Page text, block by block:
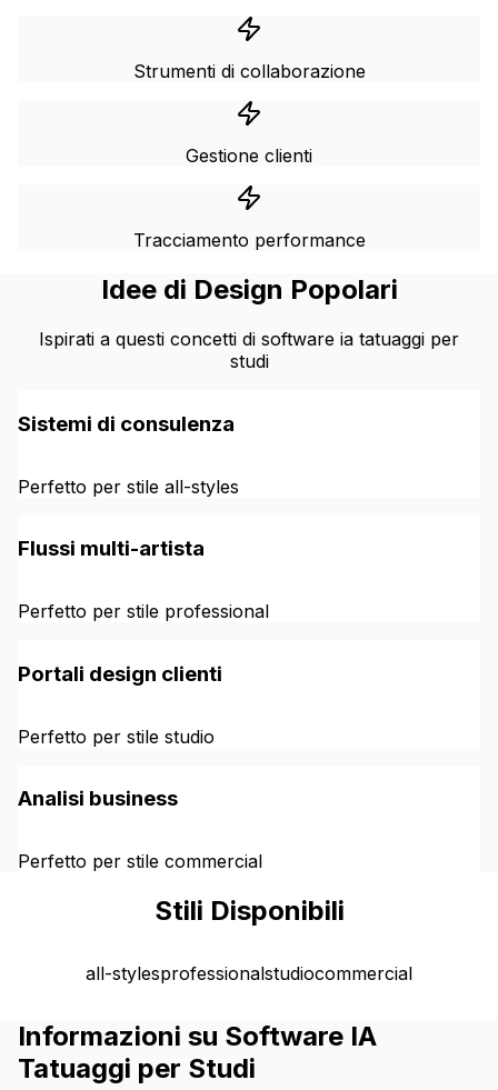
Strumenti di collaborazione
Gestione clienti
Tracciamento performance
Idee di Design Popolari
Ispirati a questi concetti di software ia tatuaggi per
studi
Sistemi di consulenza
Perfetto per stile all-styles
Flussi multi-artista
Perfetto per stile professional
Portali design clienti
Perfetto per stile studio
Analisi business
Perfetto per stile commercial
Stili Disponibili
all-stylesprofessionalstudiocommercial
Informazioni su Software IA
Tatuaggi per Studi